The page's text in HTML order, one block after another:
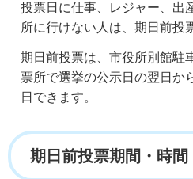
投票日に仕事、レジャー、出
所に行けない人は、期日前投
期日前投票は、市役所別館駐
票所で選挙の公示日の翌日か
日できます。
期日前投票期間・時間